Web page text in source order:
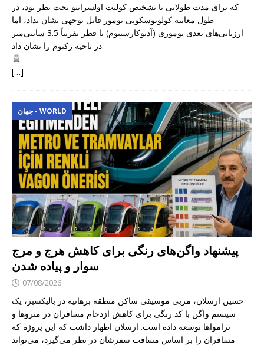
که برای مدت طولانی با تشخیص کولیت اولسراتیو تحت نظر بود، در
طول معاینه کولونوسکوپی تومور قابل توجهی نشان نداد، اما
ارزیابی‌های بعدی توموری (آدنوکارسینوم) با قطر تقریباً 3.5 سانتی‌متر
در ناحیه رکتوم را نشان داد.
[…]
جهان - WORLD
پیشنهاد واگن‌های رنگی برای کاهش هرج و مرج
سوار و پیاده شدن
07/08/2026
حسین ارسلان، مربی موسیقی ساکن منطقه برهانیه در بالیکسیر، یک
سیستم واگن با کد رنگی برای کاهش ازدحام مسافران در متروها و
ترامواها توسعه داده است. ارسلان اظهار داشت که این پروژه که
مسافران را بر اساس مسافت سفرشان در نظر می‌گیرد، می‌تواند